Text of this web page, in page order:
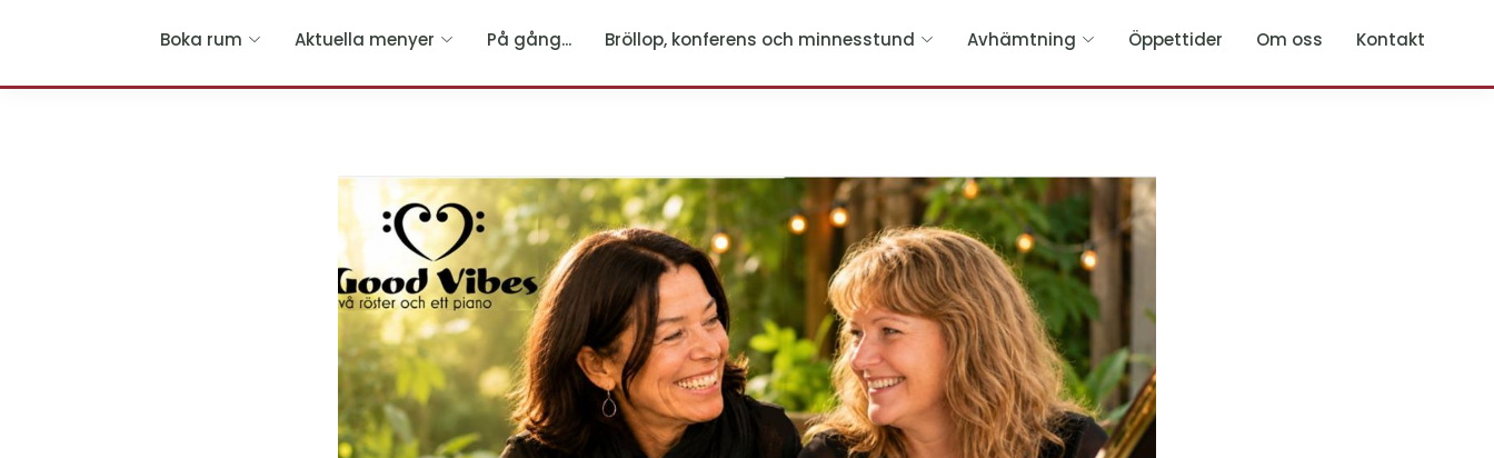
huvudinnehållet
Boka rum Aktuella menyer På gång... Bröllop, konferens och minnesstund Avhämtning Öppettider Om oss Kontakt